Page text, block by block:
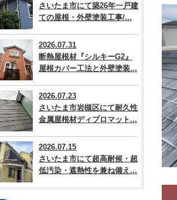
さいたま市にて築26年一戸建
ての屋根・外壁塗装工事/...
2026.07.31
断熱屋根材『シルキーG2』
屋根カバー工法と外壁塗装...
2026.07.23
さいたま市岩槻区にて耐久性
金属屋根材ディプロマット...
2026.07.15
さいたま市にて超高耐候・超
低汚染・遮熱性を兼ね備え...